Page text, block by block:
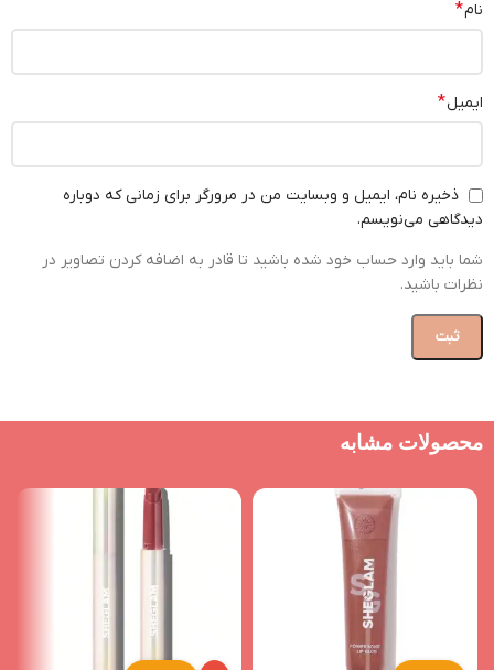
نام*
ایمیل*
ذخیره نام، ایمیل و وبسایت من در مرورگر برای زمانی که دوباره
دیدگاهی می‌نویسم.
شما باید وارد حساب خود شده باشید تا قادر به اضافه کردن تصاویر در
نظرات باشید.
محصولات مشابه